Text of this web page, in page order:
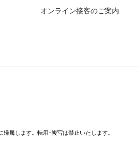
オンライン接客のご案内
属します。転用･複写は禁止いたします。